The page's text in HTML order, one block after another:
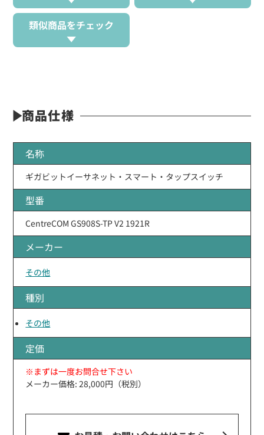
類似商品をチェック
商品仕様
名称
ギガビットイーサネット・スマート・タップスイッチ
型番
CentreCOM GS908S-TP V2 1921R
メーカー
その他
種別
その他
定価
※まずは一度お問合せ下さい
メーカー価格: 28,000円（税別）